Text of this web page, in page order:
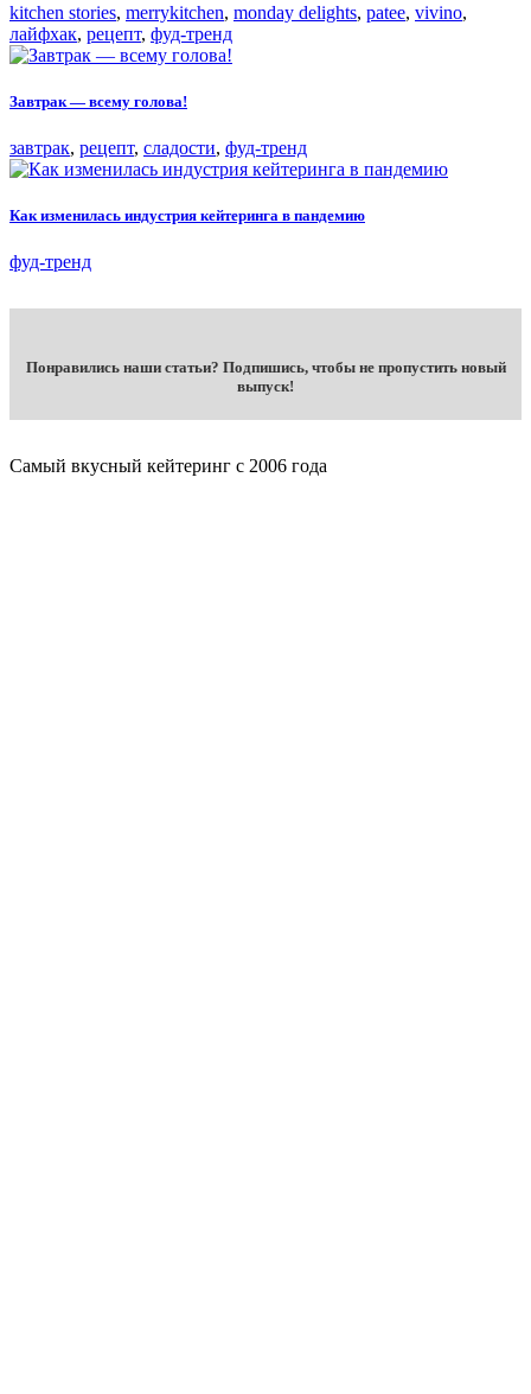
kitchen stories, merrykitchen, monday delights, patee, vivino,
лайфхак, рецепт, фуд-тренд
Завтрак — всему голова!
завтрак, рецепт, сладости, фуд-тренд
Как изменилась индустрия кейтеринга в пандемию
фуд-тренд
Понравились наши статьи? Подпишись, чтобы не пропустить новый
выпуск!
Самый вкусный кейтеринг с 2006 года